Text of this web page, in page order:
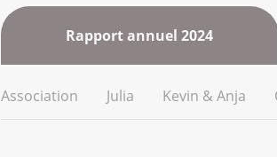
Rapport annuel 2024
Association Julia Kevin & Anja